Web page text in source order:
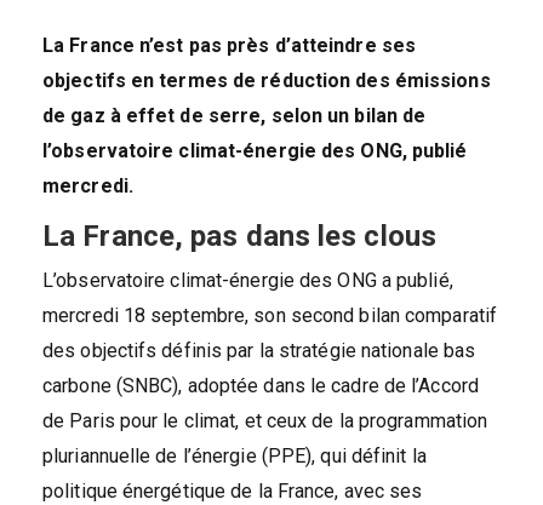
La France n’est pas près d’atteindre ses
objectifs en termes de réduction des émissions
de gaz à effet de serre, selon un bilan de
l’observatoire climat-énergie des ONG, publié
mercredi.
La France, pas dans les clous
L’observatoire climat-énergie des ONG a publié,
mercredi 18 septembre, son second bilan comparatif
des objectifs définis par la stratégie nationale bas
carbone (SNBC), adoptée dans le cadre de l’Accord
de Paris pour le climat, et ceux de la programmation
pluriannuelle de l’énergie (PPE), qui définit la
politique énergétique de la France, avec ses